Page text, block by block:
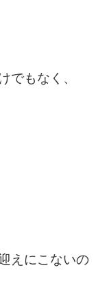
でもなく、
えにこないの